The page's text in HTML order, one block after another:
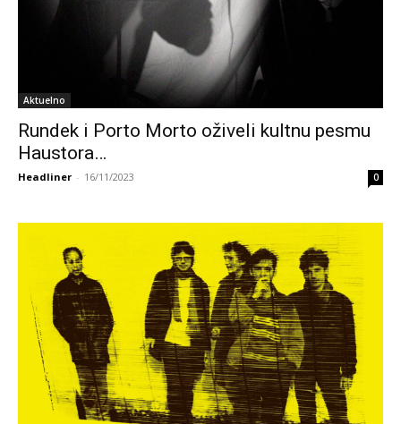
Aktuelno
Rundek i Porto Morto oživeli kultnu pesmu
Haustora…
Headliner - 16/11/2023 0